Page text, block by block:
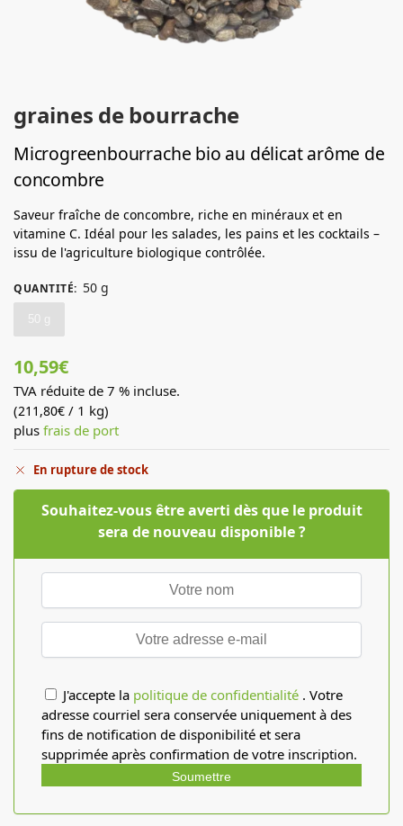
graines de bourrache
Microgreenbourrache bio au délicat arôme de
concombre
Saveur fraîche de concombre, riche en minéraux et en
vitamine C. Idéal pour les salades, les pains et les cocktails –
issu de l'agriculture biologique contrôlée.
QUANTITÉ: 50 g
50 g
10,59€
TVA réduite de 7 % incluse.
(211,80€ / 1 kg)
plus frais de port
En rupture de stock
Souhaitez-vous être averti dès que le produit
sera de nouveau disponible ?
J'accepte la politique de confidentialité . Votre
adresse courriel sera conservée uniquement à des
fins de notification de disponibilité et sera
supprimée après confirmation de votre inscription.
Soumettre